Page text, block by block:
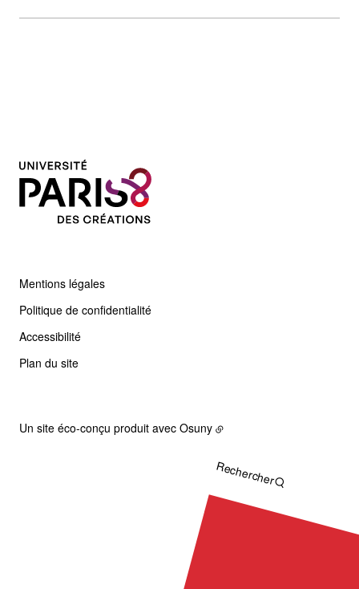
Mentions légales
Politique de confidentialité
Accessibilité
Plan du site
Rechercher
Un site éco-conçu produit avec Osuny